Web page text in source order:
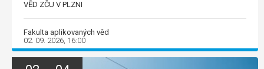
VĚD ZČU V PLZNI
Fakulta aplikovaných věd
02. 09. 2026, 16:00